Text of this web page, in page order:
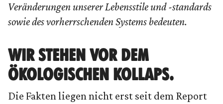
Veränderungen unserer Lebensstile und -standards
sowie des vorherrschenden Systems bedeuten.
WIR STEHEN VOR DEM
ÖKOLOGISCHEN KOLLAPS.
Die Fakten liegen nicht erst seit dem Report